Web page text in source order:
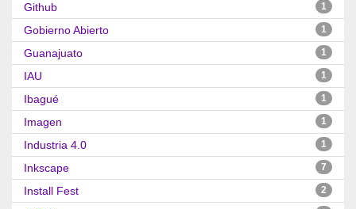
Github 1
Gobierno Abierto 1
Guanajuato 1
IAU 1
Ibagué 1
Imagen 1
Industria 4.0 1
Inkscape 7
Install Fest 2